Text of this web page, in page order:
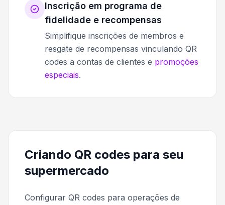
Inscrição em programa de
fidelidade e recompensas
Simplifique inscrições de membros e
resgate de recompensas vinculando QR
codes a contas de clientes e promoções
especiais.
Criando QR codes para seu
supermercado
Configurar QR codes para operações de